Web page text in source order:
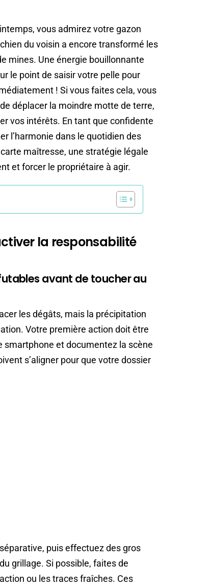
vous admirez votre gazon
du voisin a encore transformé les
mines. Une énergie bouillonnante
le point de saisir votre pelle pour
! Si vous faites cela, vous
déplacer la moindre motte de terre,
vos intérêts. En tant que confidente
l’harmonie dans le quotidien des
maîtresse, une stratégie légale
et forcer le propriétaire à agir.
la responsabilité
avant de toucher au
les dégâts, mais la précipitation
Votre première action doit être
smartphone et documentez la scène
s’aligner pour que votre dossier
puis effectuez des gros
grillage. Si possible, faites de
ou les traces fraîches. Ces